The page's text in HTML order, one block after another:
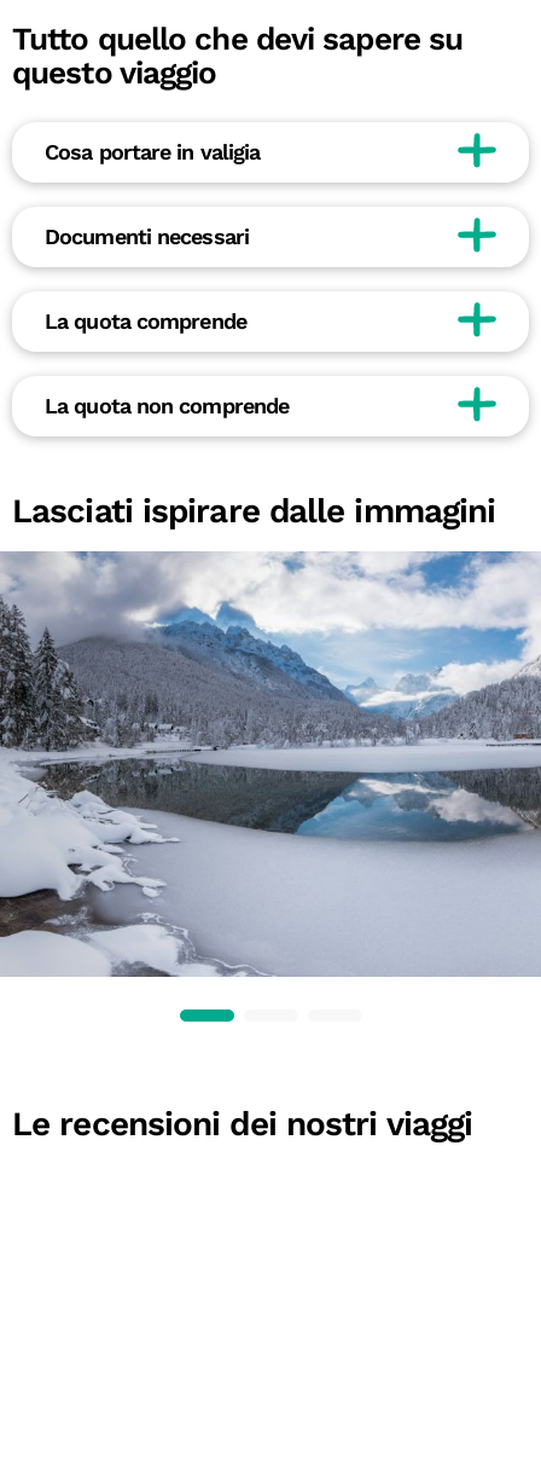
Tutto quello che devi sapere su
questo viaggio
Cosa portare in valigia
Documenti necessari
La quota comprende
La quota non comprende
Lasciati ispirare dalle immagini
Le recensioni dei nostri viaggi